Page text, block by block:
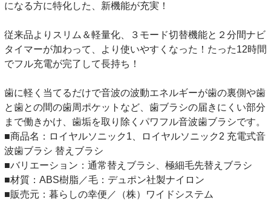
になる方に特化した、新機能が充実！
従来品よりスリム＆軽量化、３モード切替機能と２分間ナビ
タイマーが加わって、より使いやすくなった！たった12時間
でフル充電が完了して長持ち！
歯に軽く当てるだけで音波の波動エネルギーが歯の裏側や歯
と歯との間の歯周ポケットなど、歯ブラシの届きにくい部分
まで働きかけ、歯垢を取り除くパワフル音波歯ブラシです。
■商品名：ロイヤルソニック1、ロイヤルソニック2 充電式音
波歯ブラシ 替えブラシ
■バリエーション：通常替えブラシ、極細毛先替えブラシ
■材質：ABS樹脂／毛：デュポン社製ナイロン
■販売元：暮らしの幸便／（株）ワイドシステム